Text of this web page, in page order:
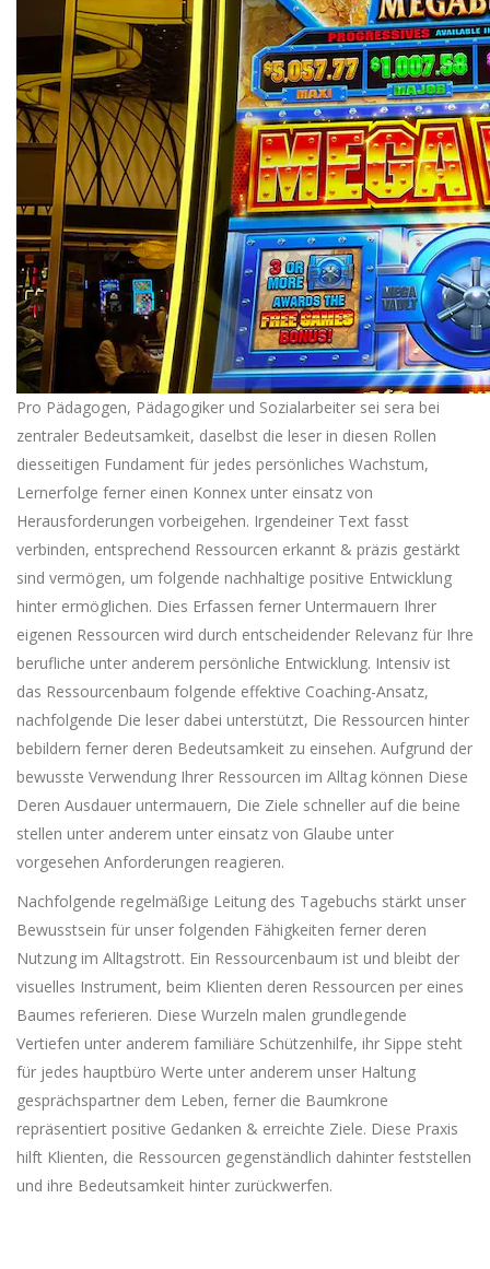
Pro Pädagogen, Pädagogiker und Sozialarbeiter sei sera bei
zentraler Bedeutsamkeit, daselbst die leser in diesen Rollen
diesseitigen Fundament für jedes persönliches Wachstum,
Lernerfolge ferner einen Konnex unter einsatz von
Herausforderungen vorbeigehen. Irgendeiner Text fasst
verbinden, entsprechend Ressourcen erkannt & präzis gestärkt
sind vermögen, um folgende nachhaltige positive Entwicklung
hinter ermöglichen. Dies Erfassen ferner Untermauern Ihrer
eigenen Ressourcen wird durch entscheidender Relevanz für Ihre
berufliche unter anderem persönliche Entwicklung. Intensiv ist
das Ressourcenbaum folgende effektive Coaching-Ansatz,
nachfolgende Die leser dabei unterstützt, Die Ressourcen hinter
bebildern ferner deren Bedeutsamkeit zu einsehen. Aufgrund der
bewusste Verwendung Ihrer Ressourcen im Alltag können Diese
Deren Ausdauer untermauern, Die Ziele schneller auf die beine
stellen unter anderem unter einsatz von Glaube unter
vorgesehen Anforderungen reagieren.
Nachfolgende regelmäßige Leitung des Tagebuchs stärkt unser
Bewusstsein für unser folgenden Fähigkeiten ferner deren
Nutzung im Alltagstrott. Ein Ressourcenbaum ist und bleibt der
visuelles Instrument, beim Klienten deren Ressourcen per eines
Baumes referieren. Diese Wurzeln malen grundlegende
Vertiefen unter anderem familiäre Schützenhilfe, ihr Sippe steht
für jedes hauptbüro Werte unter anderem unser Haltung
gesprächspartner dem Leben, ferner die Baumkrone
repräsentiert positive Gedanken & erreichte Ziele. Diese Praxis
hilft Klienten, die Ressourcen gegenständlich dahinter feststellen
und ihre Bedeutsamkeit hinter zurückwerfen.